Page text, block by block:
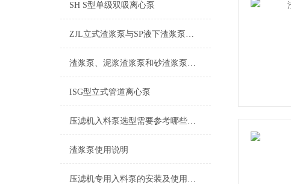
SH S型单级双吸离心泵
ZJL立式渣浆泵与SP液下渣浆泵，两种型号上有什么不同
渣浆泵、泥浆渣浆泵和砂渣浆泵的有什么区别呢？
ISG型立式管道离心泵
压滤机入料泵选型需要参考哪些参数
渣浆泵使用说明
压滤机专用入料泵的安装及使用说明